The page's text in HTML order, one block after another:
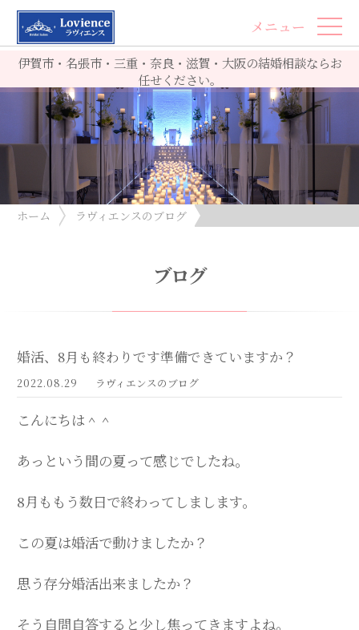
伊賀市・名張市・三重・奈良・滋賀・大阪の結婚相談ならお
任せください。
メニュー
ホーム
ラヴィエンスのブログ
ブログ
婚活、8月も終わりです準備できていますか？
2022.08.29 ラヴィエンスのブログ
こんにちは＾＾
あっという間の夏って感じでしたね。
8月ももう数日で終わってしまします。
この夏は婚活で動けましたか？
思う存分婚活出来ましたか？
そう自問自答すると少し焦ってきますよね。